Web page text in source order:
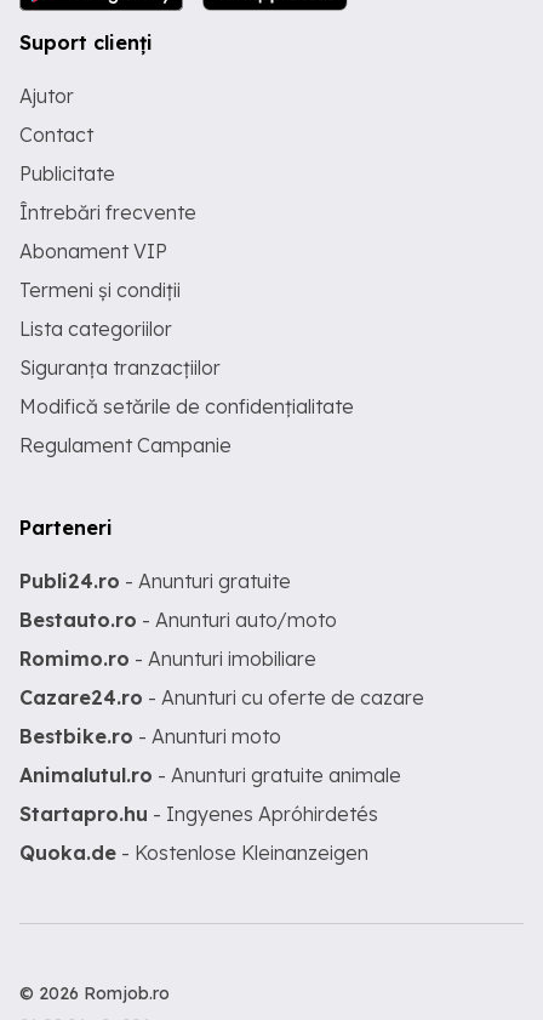
Suport clienți
Ajutor
Contact
Publicitate
Întrebări frecvente
Abonament VIP
Termeni și condiții
Lista categoriilor
Siguranța tranzacțiilor
Modifică setările de confidențialitate
Regulament Campanie
Parteneri
Publi24.ro - Anunturi gratuite
Bestauto.ro - Anunturi auto/moto
Romimo.ro - Anunturi imobiliare
Cazare24.ro - Anunturi cu oferte de cazare
Bestbike.ro - Anunturi moto
Animalutul.ro - Anunturi gratuite animale
Startapro.hu - Ingyenes Apróhirdetés
Quoka.de - Kostenlose Kleinanzeigen
© 2026 Romjob.ro